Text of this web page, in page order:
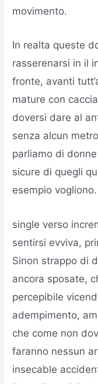
movimento.
In realta queste
rasserenarsi in il
fronte, avanti
mature con
doversi dare al
senza alcun
parliamo di
sicure di quegli
esempio vogliono.
single verso
sentirsi evviva,
Sinon strappo di
ancora sposate,
percepibile
adempimento,
che come non
faranno nessun
insecable